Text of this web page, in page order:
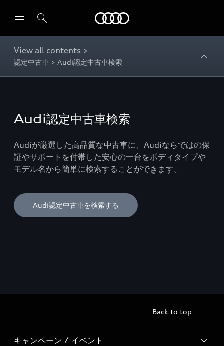
View all contents >
認定中古車 > Audi認定中古車検索
Audi認定中古車検索
Audiが厳選した高品質な中古車に、Audiならではの保
証やサポートを付帯した安心の一台をボディタイプや
モデル名から簡単に検索することができます。
Audi認定中古車を検索する
Back to top
キャンペーン / イベント